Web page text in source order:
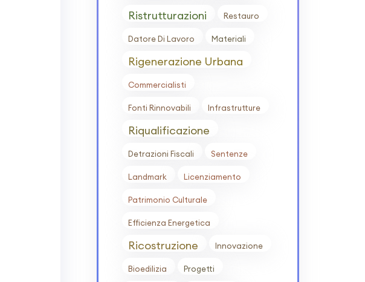
Ristrutturazioni
Restauro
Datore Di Lavoro Materiali
Rigenerazione Urbana
Commercialisti
Fonti Rinnovabili Infrastrutture
Riqualificazione
Detrazioni Fiscali Sentenze
Landmark Licenziamento
Patrimonio Culturale
Efficienza Energetica
Ricostruzione Innovazione
Bioedilizia Progetti